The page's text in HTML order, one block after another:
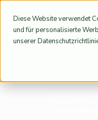
Diese Website verwendet
und für personalisierte
unserer
Home/